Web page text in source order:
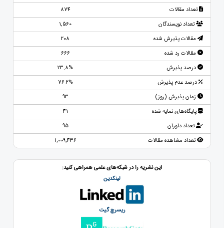
تعداد مقالات
874
تعداد نویسندگان
1,560
مقالات پذیرش شده
208
مقالات رد شده
666
درصد پذیرش
23.8%
درصد عدم پذیرش
76.2%
زمان پذیرش (روز)
93
پایگاه‌های نمایه شده
41
تعداد داوران
95
تعداد مشاهده مقالات
1,009,436
این نشریه را در شبکه‌های علمی همراهی کنید:
لینکدین
ریسرچ گیت